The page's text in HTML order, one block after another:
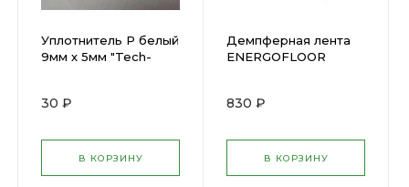
Уплотнитель Р белый
9мм х 5мм "Tech-
30 ₽
В КОРЗИНУ
Демпферная лента
ENERGOFLOOR
830 ₽
В КОРЗИНУ